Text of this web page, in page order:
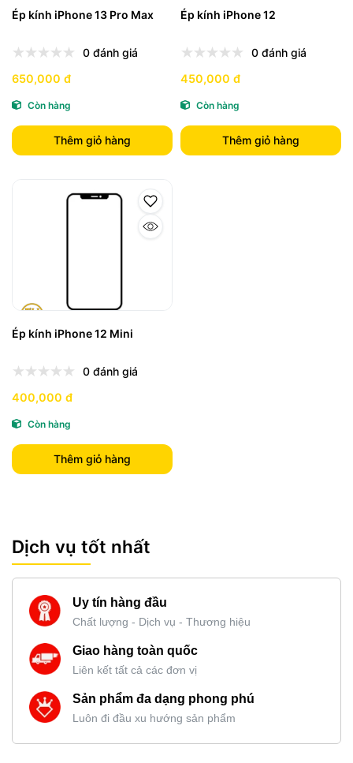
Ép kính iPhone 13 Pro Max
0 đánh giá
650,000 đ
Còn hàng
Thêm giỏ hàng
Ép kính iPhone 12
0 đánh giá
450,000 đ
Còn hàng
Thêm giỏ hàng
Ép kính iPhone 12 Mini
0 đánh giá
400,000 đ
Còn hàng
Thêm giỏ hàng
Dịch vụ tốt nhất
Uy tín hàng đầu
Chất lượng - Dịch vụ - Thương hiệu
Giao hàng toàn quốc
Liên kết tất cả các đơn vị
Sản phẩm đa dạng phong phú
Luôn đi đầu xu hướng sản phẩm